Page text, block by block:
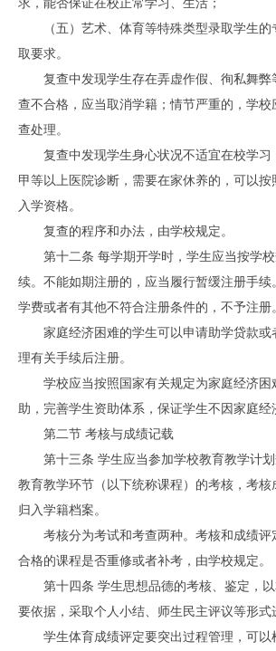
（五）艺术、体育等特殊类型录取学生的
取要求。
复查中发现学生存在弄虚作假、徇私舞弊
查不合格，应当取消学籍；情节严重的，学校
查处理。
复查中发现学生身心状况不适宜在校学习
甲等以上医院诊断，需要在家休养的，可以按
入学资格。
复查的程序和办法，由学校规定。
第十二条 每学期开学时，学生应当按学校
续。不能如期注册的，应当履行暂缓注册手续
学费或者有其他不符合注册条件的，不予注册。
家庭经济困难的学生可以申请助学贷款或
理有关手续后注册。
学校应当按照国家有关规定为家庭经济困
助，完善学生资助体系，保证学生不因家庭经
第二节 考核与成绩记载
第十三条 学生应当参加学校教育教学计划
教育教学环节（以下统称课程）的考核，考
归入学籍档案。
考核分为考试和考查两种。考核和成绩评
合格的课程是否重修或者补考，由学校规定。
第十四条 学生思想品德的考核、鉴定，以
要依据，采取个人小结、师生民主评议等形式
学生体育成绩评定要突出过程管理，可以